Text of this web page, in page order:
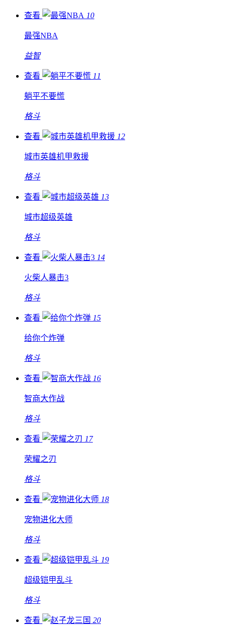
查看 10
最强NBA
益智
查看 11
躺平不要慌
格斗
查看 12
城市英雄机甲救援
格斗
查看 13
城市超级英雄
格斗
查看 14
火柴人暴击3
格斗
查看 15
给你个炸弹
格斗
查看 16
智商大作战
格斗
查看 17
荣耀之刃
格斗
查看 18
宠物进化大师
格斗
查看 19
超级铠甲乱斗
格斗
查看 20